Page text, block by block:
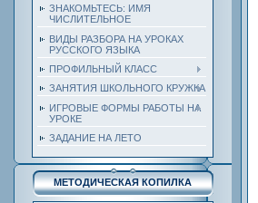
ЗНАКОМЬТЕСЬ: ИМЯ
ЧИСЛИТЕЛЬНОЕ
ВИДЫ РАЗБОРА НА УРОКАХ
РУССКОГО ЯЗЫКА
ПРОФИЛЬНЫЙ КЛАСС
ЗАНЯТИЯ ШКОЛЬНОГО КРУЖКА
ИГРОВЫЕ ФОРМЫ РАБОТЫ НА
УРОКЕ
ЗАДАНИЕ НА ЛЕТО
МЕТОДИЧЕСКАЯ КОПИЛКА